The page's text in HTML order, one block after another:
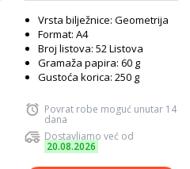
Vrsta bilježnice: Geometrija
Format: A4
Broj listova: 52 Listova
Gramaža papira: 60 g
Gustoća korica: 250 g
Povrat robe moguć unutar 14
dana
Dostavljamo već od
20.08.2026